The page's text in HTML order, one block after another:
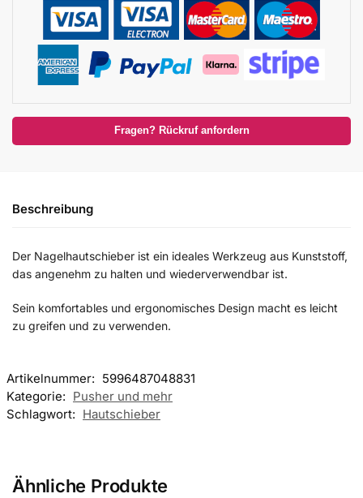
Fragen? Rückruf anfordern
Beschreibung
Der Nagelhautschieber ist ein ideales Werkzeug aus Kunststoff,
das angenehm zu halten und wiederverwendbar ist.
Sein komfortables und ergonomisches Design macht es leicht
zu greifen und zu verwenden.
Artikelnummer: 5996487048831
Kategorie: Pusher und mehr
Schlagwort: Hautschieber
Ähnliche Produkte